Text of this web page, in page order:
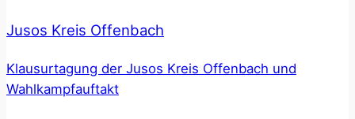
Jusos Kreis Offenbach
Klausurtagung der Jusos Kreis Offenbach und
Wahlkampfauftakt